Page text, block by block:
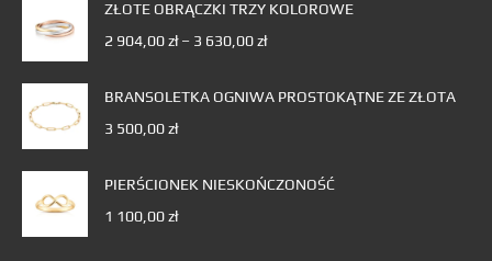
ZŁOTE OBRĄCZKI TRZY KOLOROWE
2 904,00zł – 3 630,00zł
BRANSOLETKA OGNIWA PROSTOKĄTNE ZE ZŁOTA
3 500,00zł
PIERŚCIONEK NIESKOŃCZONOŚĆ
1 100,00zł